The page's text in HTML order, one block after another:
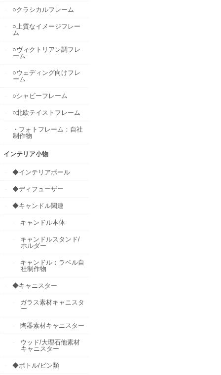
○クラシカルフレーム
○上質なイメージフレー
ム
○ヴィクトリアン調フレ
ーム
○ウェディング向けフレ
ーム
○シャビーフレーム
○北欧テイストフレーム
・フォトフレーム：自社
制作物
インテリア小物
◆インテリアボール
◆ディフューザー
◆キャンドル関連
キャンドル本体
キャンドルスタンド/
ホルダー
キャンドル：ラベル自
社制作物
◆キャニスター
ガラス素材キャニスタ
ー
陶器素材キャニスター
ウッド/大理石他素材
キャニスター
◆ボトル/ビン類